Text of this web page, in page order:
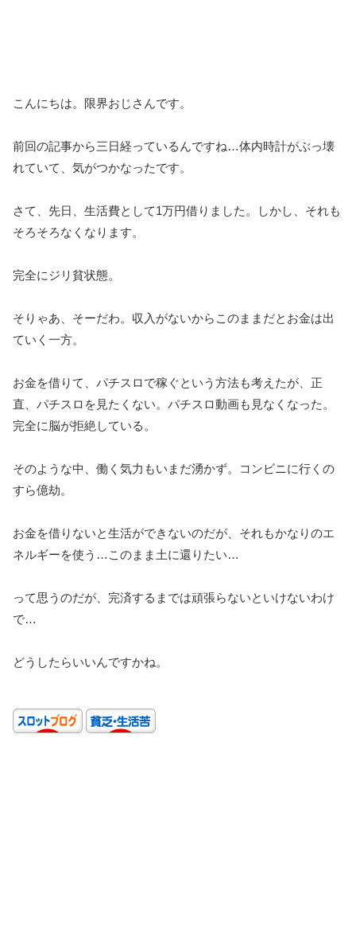
こんにちは。限界おじさんです。
前回の記事から三日経っているんですね…体内時計がぶっ壊
れていて、気がつかなったです。
さて、先日、生活費として1万円借りました。しかし、それも
そろそろなくなります。
完全にジリ貧状態。
そりゃあ、そーだわ。収入がないからこのままだとお金は出
ていく一方。
お金を借りて、パチスロで稼ぐという方法も考えたが、正
直、パチスロを見たくない。パチスロ動画も見なくなった。
完全に脳が拒絶している。
そのような中、働く気力もいまだ湧かず。コンビニに行くの
すら億劫。
お金を借りないと生活ができないのだが、それもかなりのエ
ネルギーを使う…このまま土に還りたい…
って思うのだが、完済するまでは頑張らないといけないわけ
で…
どうしたらいいんですかね。